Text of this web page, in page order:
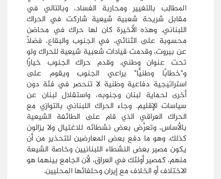
المطالِب بالتغيير ومحاربة الفساد، وبالتالي في
مقابل شريحة شعبية شيعية شاركت في الحراك
اللبناني. وهذه الأخيرة كان لها حراك في محاضن
محسوبة على الثنائي، في الجنوب والبقاع، فضلًا
عن بيروت، وقدمت قيادات شعبية شيعية للحراك ولو
تحت عنوان وطني. وقدم حراك الجنوب خيارًا
و"خطابًا وطنيًّا" يراعي الجنوب ويقوم على
استراتيجية دفاعية وطنية لا تنحصر في فئة دون
أخرى لحماية لبنان وجنوبه، واستقلال لبنان عن
سياسات الإقليم. وجاء الحراك اللبناني بالتوازي مع
الحراك العراقي الذي قام على الطائفة الشيعية
بالأساس، وتعرَّض بعض نشطائه للاغتيال ولا يزالون
كذلك. وهو ما دفع بعض المعارضين للتحذير من أن
يكون مصير بعض النشطاء اللبنانيين وخاصة الشيعة
منهم، كمصير أولئك في العراق، لأن الجامع بينهما هو
الاختلاف أو الخلاف مع إيران وحلفائها المحليين.